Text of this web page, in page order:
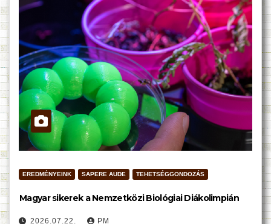
EREDMÉNYEINK SAPERE AUDE TEHETSÉGGONDOZÁS
Magyar sikerek a Nemzetközi Biológiai Diákolimpián
2026.07.22. PM